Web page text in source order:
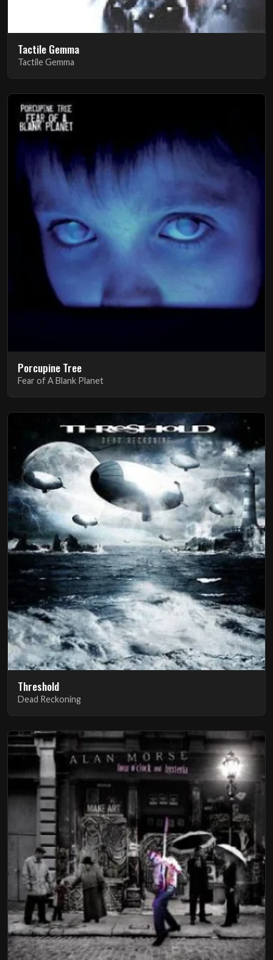
Tactile Gemma
Tactile Gemma
Porcupine Tree
Fear of A Blank Planet
Threshold
Dead Reckoning